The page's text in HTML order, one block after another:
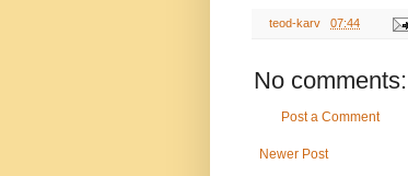
teod-karv 07:44
No comments:
Post a Comment
Newer Post